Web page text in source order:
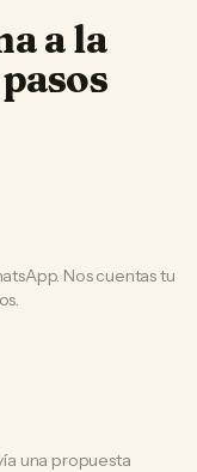
a la
Nos cuentas tu
una propuesta